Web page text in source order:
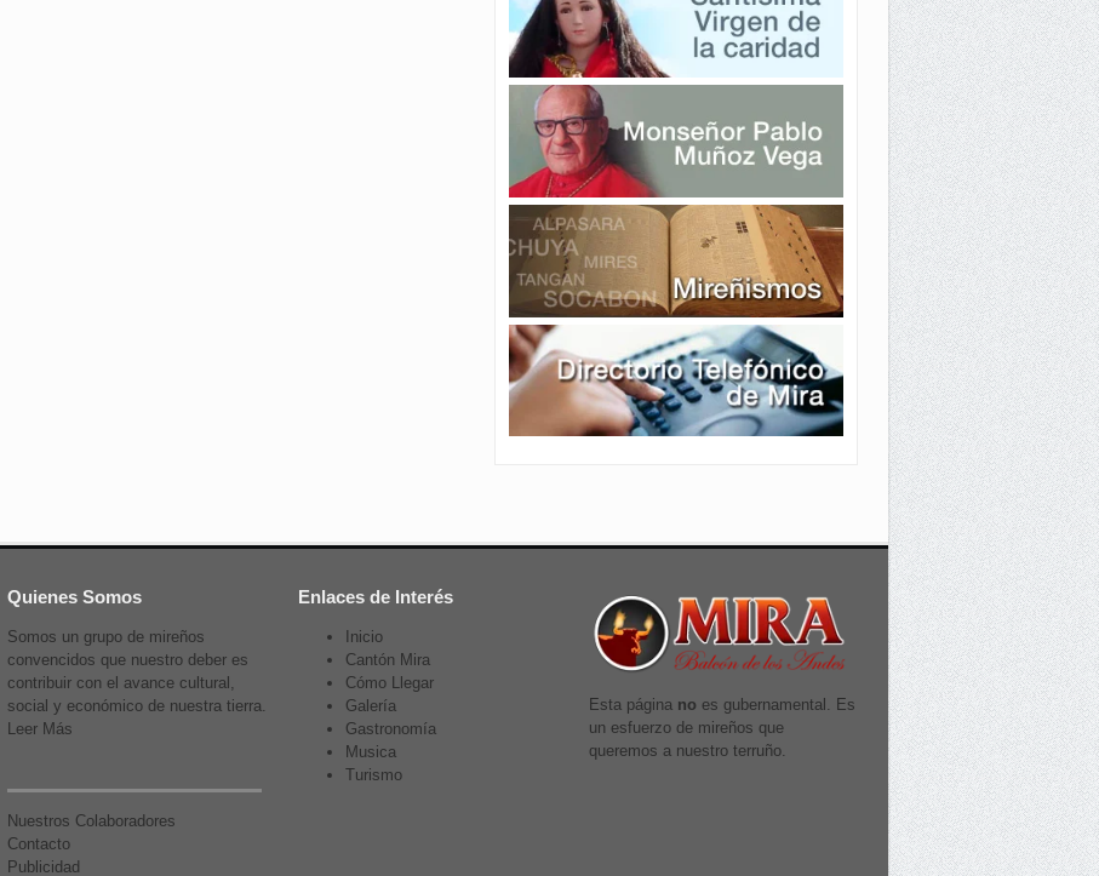
Quienes Somos
Somos un grupo de mireños
convencidos que nuestro deber es
contribuir con el avance cultural,
social y económico de nuestra tierra.
Leer Más
Nuestros Colaboradores
Contacto
Publicidad
Enlaces de Interés
Inicio
Cantón Mira
Cómo Llegar
Galería
Gastronomía
Musica
Turismo
Esta página no es gubernamental. Es
un esfuerzo de mireños que
queremos a nuestro terruño.